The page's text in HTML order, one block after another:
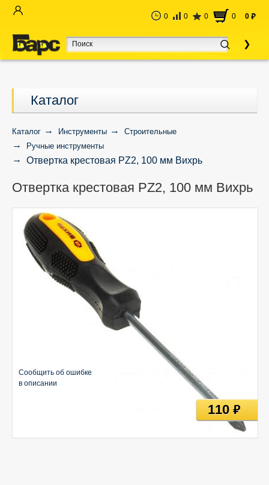
0 0 0 0 0 руб
Каталог
Каталог Инструменты
Строительные
Ручные инструменты
Отвертка крестовая PZ2, 100 мм Вихрь
Отвертка крестовая PZ2, 100 мм Вихрь
Сообщить об ошибке
в описании
110руб